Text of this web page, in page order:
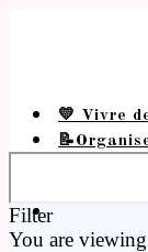
💛 Vivre
Filter
You are viewing